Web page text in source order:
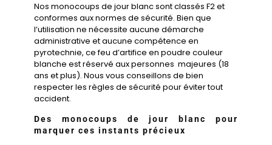
Nos monocoups de jour blanc sont classés F2 et
conformes aux normes de sécurité. Bien que
l’utilisation ne nécessite aucune démarche
administrative et aucune compétence en
pyrotechnie, ce feu d’artifice en poudre couleur
blanche est réservé aux personnes majeures (18
ans et plus). Nous vous conseillons de bien
respecter les règles de sécurité pour éviter tout
accident.
Des monocoups de jour blanc pour
marquer ces instants précieux